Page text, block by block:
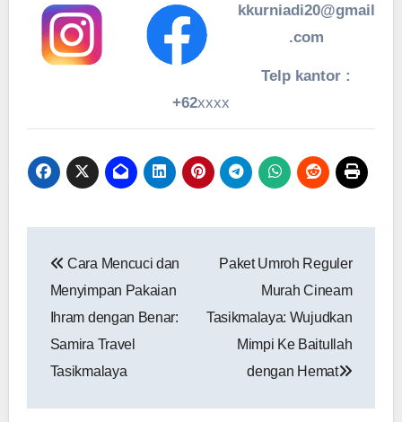
kkurniadi20@gmail
.com
Telp kantor :
+62xxxx
pos
Cara Mencuci dan
Menyimpan Pakaian
Ihram dengan Benar:
Samira Travel
Tasikmalaya
Paket Umroh Reguler
Murah Cineam
Tasikmalaya: Wujudkan
Mimpi Ke Baitullah
dengan Hemat